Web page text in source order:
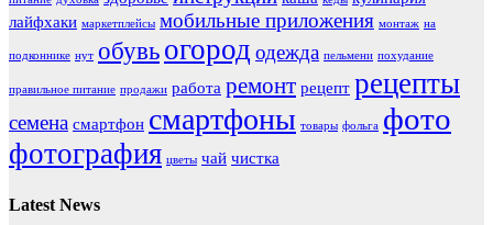
лайфхаки маркетплейсы мобильные приложения монтаж на
подконнике нут обувьогород одежда пельмени похудание
правильное питание продажи работа ремонт рецепт рецепты
семена смартфон смартфоны товары фольга фото
фотография цветы чай чистка
Latest News